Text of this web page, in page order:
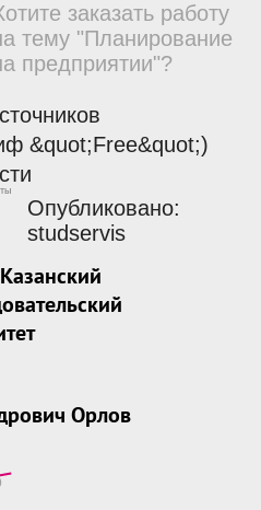
заказать работу
тему "Планирование
предприятии"?
&quot;Free&quot;)
Опубликовано:
studservis
Казанский
Орлов